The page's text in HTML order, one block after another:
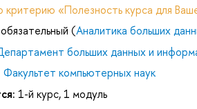
критерию «Полезность курса для
(Аналитика больших
больших данных и
Факультет компьютерных наук
1-й курс, 1 модуль